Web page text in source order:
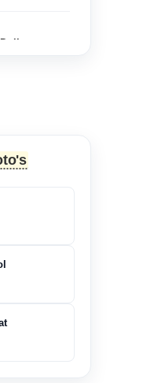
dit klopt
de